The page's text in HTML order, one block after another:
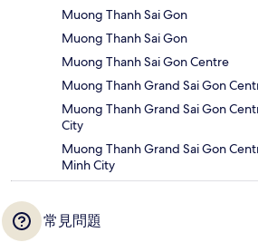
Muong Thanh Sai Gon
Muong Thanh Sai Gon
Muong Thanh Sai Gon Centre
Muong Thanh Grand Sai Gon
Muong Thanh Grand Sai Gon
City
Muong Thanh Grand Sai Gon
Minh City
常見問題